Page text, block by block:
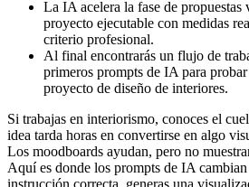
La IA acelera la fase de propuestas
proyecto ejecutable con medidas
criterio profesional.
Al final encontrarás un flujo de
primeros prompts de IA para
proyecto de diseño de interiores.
Si trabajas en interiorismo, conoces el
idea tarda horas en convertirse en algo
Los moodboards ayudan, pero no
Aquí es donde los prompts de IA
instrucción correcta, generas una